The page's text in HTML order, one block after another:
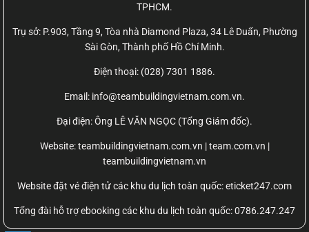
TPHCM.
Trụ sở: P.903, Tầng 9, Tòa nhà Diamond Plaza, 34 Lê Duẩn, Phường
Sài Gòn, Thành phố Hồ Chí Minh.
Điện thoại: (028) 7301 1886.
Email: info@teambuildingvietnam.com.vn.
Đại điện: Ông LÊ VĂN NGỌC (Tổng Giám đốc).
Website:teambuildingvietnam.com.vn | team.com.vn |
teambuildingvietnam.vn
Website đặt vé điện tử các khu du lịch toàn quốc: eticket247.com
Tổng đài hỗ trợ ebooking các khu du lịch toàn quốc: 0786.247.247